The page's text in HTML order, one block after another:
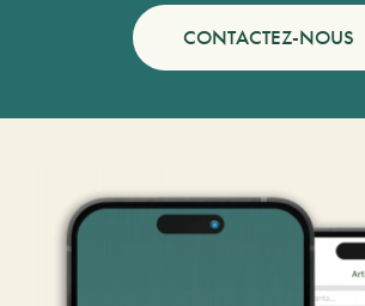
CONTACTEZ-NOUS